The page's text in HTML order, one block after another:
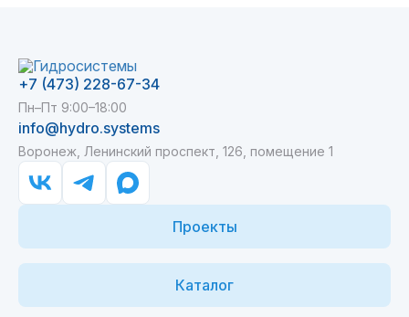
+7 (473) 228-67-34
Пн–Пт 9:00–18:00
info@hydro.systems
Воронеж, Ленинский проспект, 126, помещение 1
Проекты
Каталог